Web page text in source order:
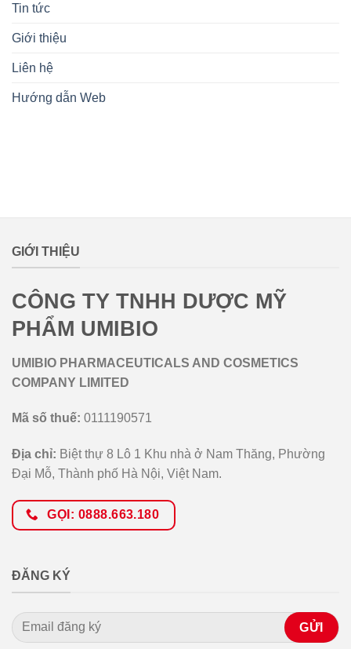
Tin tức
Giới thiệu
Liên hệ
Hướng dẫn Web
GIỚI THIỆU
CÔNG TY TNHH DƯỢC MỸ
PHẨM UMIBIO
UMIBIO PHARMACEUTICALS AND COSMETICS
COMPANY LIMITED
Mã số thuế: 0111190571
Địa chỉ: Biệt thự 8 Lô 1 Khu nhà ở Nam Thăng, Phường
Đại Mỗ, Thành phố Hà Nội, Việt Nam.
GỌI: 0888.663.180
ĐĂNG KÝ